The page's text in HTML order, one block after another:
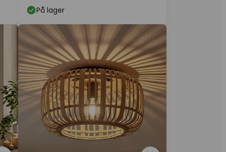
På lager